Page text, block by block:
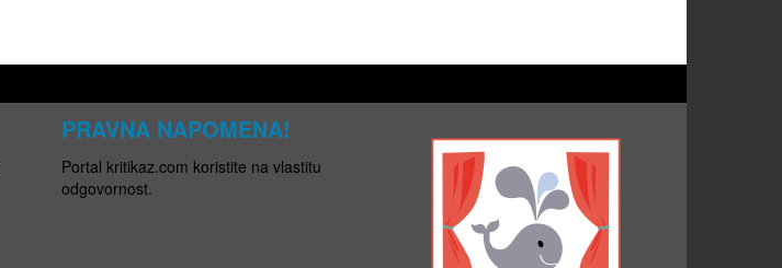
PRAVNA NAPOMENA!
Portal kritikaz.com koristite na vlastitu
odgovornost.